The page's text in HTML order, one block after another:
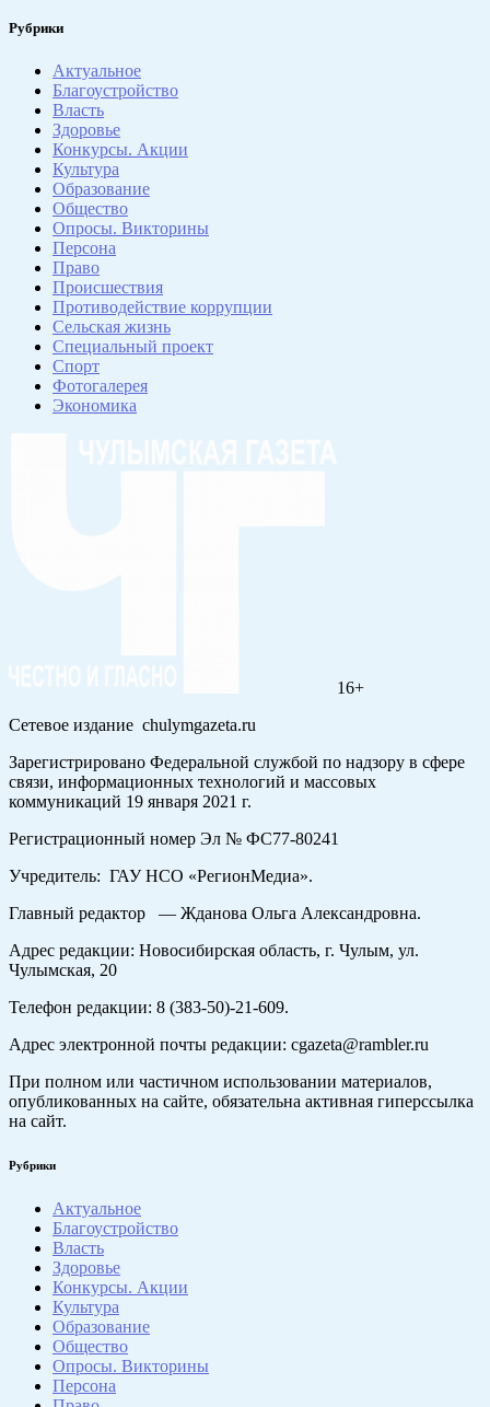
Рубрики
Актуальное
Благоустройство
Власть
Здоровье
Конкурсы. Акции
Культура
Образование
Общество
Опросы. Викторины
Персона
Право
Происшествия
Противодействие коррупции
Сельская жизнь
Специальный проект
Спорт
Фотогалерея
Экономика
16+
Сетевое издание chulymgazeta.ru
Зарегистрировано Федеральной службой по надзору в сфере
связи, информационных технологий и массовых
коммуникаций 19 января 2021 г.
Регистрационный номер Эл № ФС77-80241
Учредитель: ГАУ НСО «РегионМедиа».
Главный редактор — Жданова Ольга Александровна.
Адрес редакции: Новосибирская область, г. Чулым, ул.
Чулымская, 20
Телефон редакции: 8 (383-50)-21-609.
Адрес электронной почты редакции: cgazeta@rambler.ru
При полном или частичном использовании материалов,
опубликованных на сайте, обязательна активная гиперссылка
на сайт.
Рубрики
Актуальное
Благоустройство
Власть
Здоровье
Конкурсы. Акции
Культура
Образование
Общество
Опросы. Викторины
Персона